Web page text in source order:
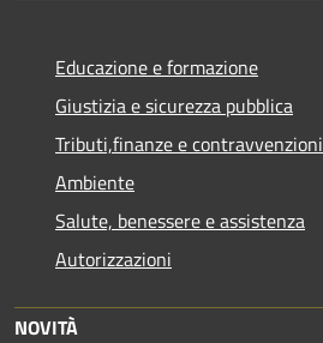
Educazione e formazione
Giustizia e sicurezza pubblica
Tributi,finanze e contravvenzioni
Ambiente
Salute, benessere e assistenza
Autorizzazioni
NOVITÀ